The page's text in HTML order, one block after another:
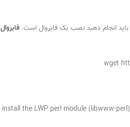
باید انجام دهید نصب یک فایروال است. فایروال csf
wget